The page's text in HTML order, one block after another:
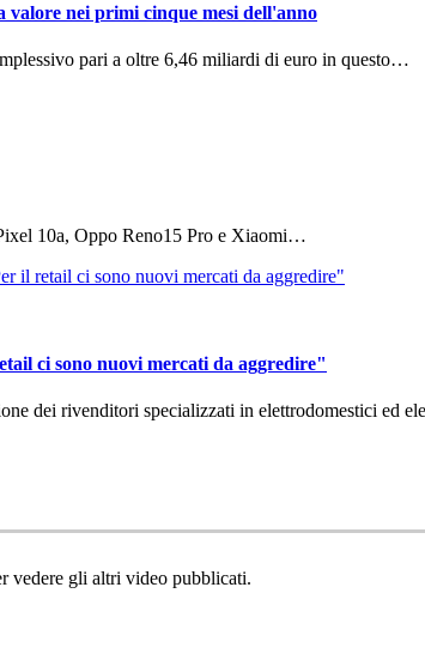
valore nei primi cinque mesi dell'anno
pari a oltre 6,46 miliardi di euro in questo…
10a, Oppo Reno15 Pro e Xiaomi…
ci sono nuovi mercati da aggredire"
dei rivenditori specializzati in elettrodomestici ed
vedere gli altri video pubblicati.